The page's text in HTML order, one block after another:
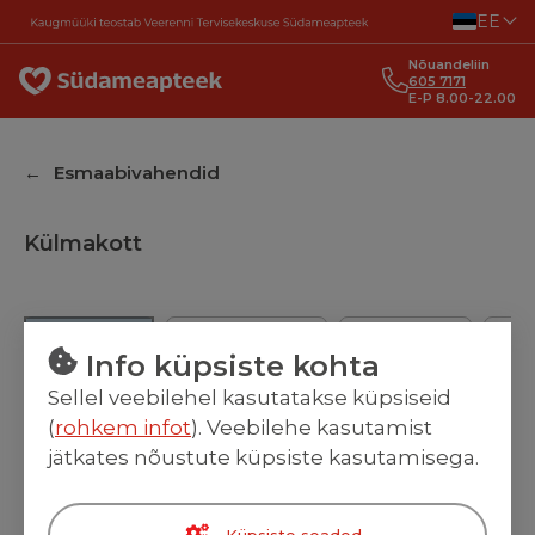
EE
Nõuandeliin
605 7171
E-P 8.00-22.00
Esmaabivahendid
Külmakott
1h
Kiirtarne⚡
Bränd Hind
Toote
liik
Info küpsiste kohta
Sellel veebilehel kasutatakse küpsiseid
(rohkem infot). Veebilehe kasutamist
jätkates nõustute küpsiste kasutamisega.